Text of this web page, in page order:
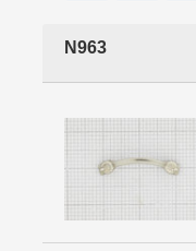
N963